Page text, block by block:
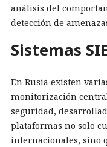
análisis del
detección de
Sistemas
En Rusia existen
monitorización
seguridad,
plataformas no solo
internacionales, sino